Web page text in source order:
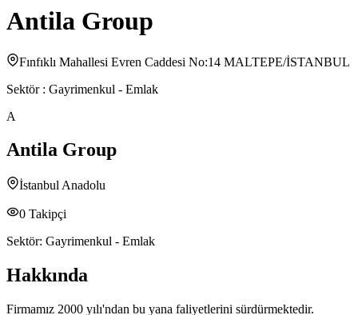
Antila Group
Fınfıklı Mahallesi Evren Caddesi No:14 MALTEPE/İSTANBUL
Sektör : Gayrimenkul - Emlak
A
Antila Group
İstanbul Anadolu
0 Takipçi
Sektör: Gayrimenkul - Emlak
Hakkında
Firmamız 2000 yılı'ndan bu yana faliyetlerini sürdürmektedir.